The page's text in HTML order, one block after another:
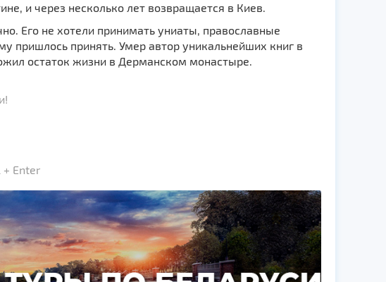
и через несколько лет возвращается в Киев.
Его не хотели принимать униаты, православные
пришлось принять. Умер автор уникальнейших книг в
остаток жизни в Дерманском монастыре.
Enter